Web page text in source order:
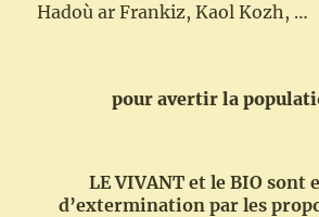
Hadoù ar Frankiz, Kaol Kozh, …
pour avertir la
LE VIVANT et le BIO sont
d’extermination par les